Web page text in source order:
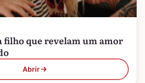
filho que revelam um amor
Abrir